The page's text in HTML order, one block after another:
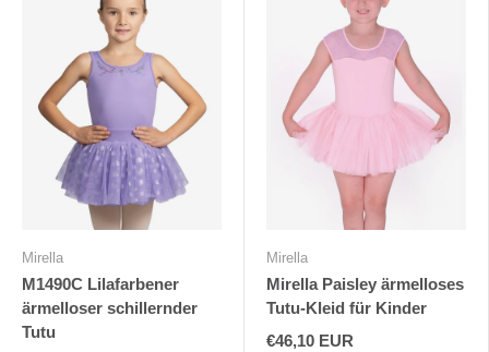
Mirella
M1490C Lilafarbener
ärmelloser schillernder
Tutu
Mirella
Mirella Paisley ärmelloses
Tutu-Kleid für Kinder
€46,10 EUR